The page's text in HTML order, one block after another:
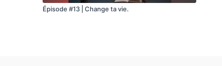
Épisode #13 | Change ta vie.